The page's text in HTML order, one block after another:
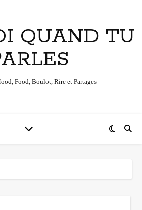
QUAND TU
Food, Boulot, Rire et Partages